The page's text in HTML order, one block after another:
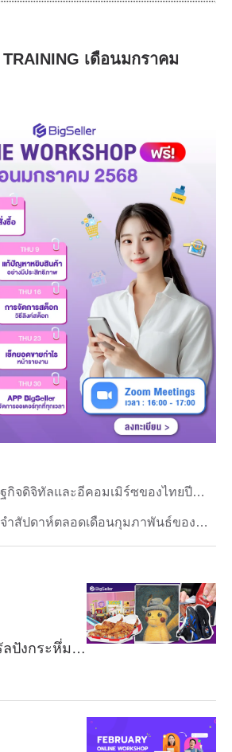
ำสัปดาห์ตลอดเดือนกุมภาพันธ์ของ
ฐกิจดิจิทัลและอีคอมเมิร์ซของไทยปี
ลปังกระหึ่ม